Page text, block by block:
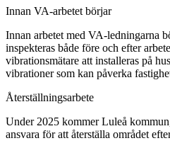
Innan VA-arbetet börjar
Innan arbetet med VA-ledningarna
inspekteras både före och efter
vibrationsmätare att installeras på
vibrationer som kan påverka
Återställningsarbete
Under 2025 kommer Luleå
ansvara för att återställa området